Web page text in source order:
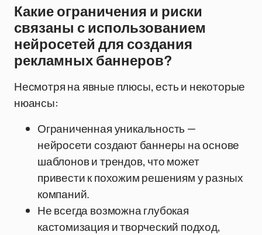
Какие ограничения и риски
связаны с использованием
нейросетей для создания
рекламных баннеров?
Несмотря на явные плюсы, есть и некоторые
нюансы:
Ограниченная уникальность —
нейросети создают баннеры на основе
шаблонов и трендов, что может
привести к похожим решениям у разных
компаний.
Не всегда возможна глубокая
кастомизация и творческий подход,